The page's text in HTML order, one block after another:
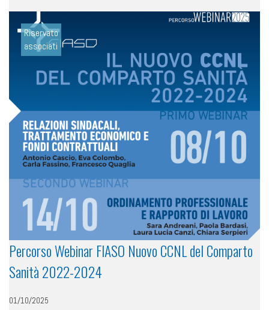
Riservato
associati
Percorso Webinar FIASO Nuovo CCNL del Comparto
Sanità 2022-2024
01/10/2025